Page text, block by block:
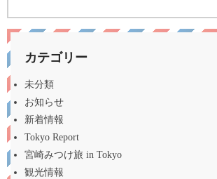
カテゴリー
未分類
お知らせ
新着情報
Tokyo Report
宮崎みつけ旅 in Tokyo
観光情報